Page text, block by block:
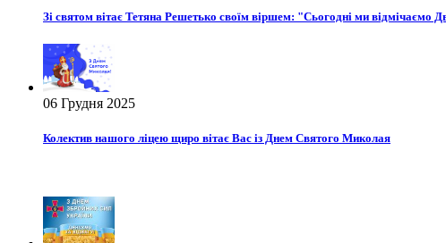
Зі святом вітає Тетяна Решетько своїм віршем: "Сьогодні ми відмічаємо
06 Грудня 2025
Колектив нашого ліцею щиро вітає Вас із Днем Святого Миколая